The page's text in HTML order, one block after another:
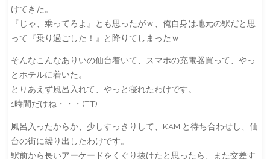
けてきた。
『じゃ、乗ってろよ』とも思ったがｗ、俺自身は地元の駅だと思
って『乗り過ごした！』と降りてしまったｗ
そんなこんなありいの仙台着いて、スマホの充電器買って、やっ
とホテルに着いた。
とりあえず風呂入れて、やっと寝れたわけです。
1時間だけね・・・(TT)
風呂入ったからか、少しすっきりして、KAMIと待ち合わせし、仙
台の街に繰り出したわけです。
駅前から長いアーケードをくぐり抜けたと思ったら、また交差す